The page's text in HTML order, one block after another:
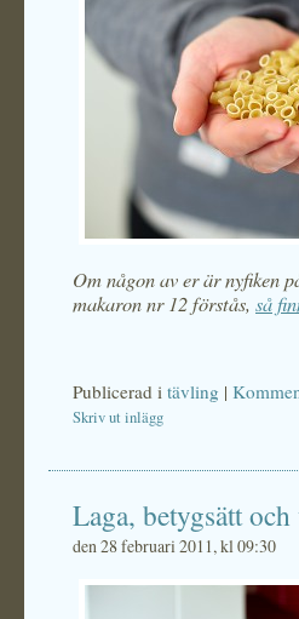
Om någon av er är nyfiken
makaron nr 12 förstås, så
Publicerad i tävling |
Skriv ut inlägg
Laga, betygsätt
den 28 februari 2011, kl 09:30